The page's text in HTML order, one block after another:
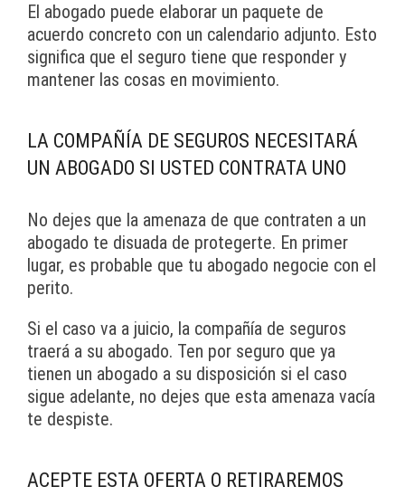
El abogado puede elaborar un paquete de
acuerdo concreto con un calendario adjunto. Esto
significa que el seguro tiene que responder y
mantener las cosas en movimiento.
LA COMPAÑÍA DE SEGUROS NECESITARÁ
UN ABOGADO SI USTED CONTRATA UNO
No dejes que la amenaza de que contraten a un
abogado te disuada de protegerte. En primer
lugar, es probable que tu abogado negocie con el
perito.
Si el caso va a juicio, la compañía de seguros
traerá a su abogado. Ten por seguro que ya
tienen un abogado a su disposición si el caso
sigue adelante, no dejes que esta amenaza vacía
te despiste.
ACEPTE ESTA OFERTA O RETIRAREMOS